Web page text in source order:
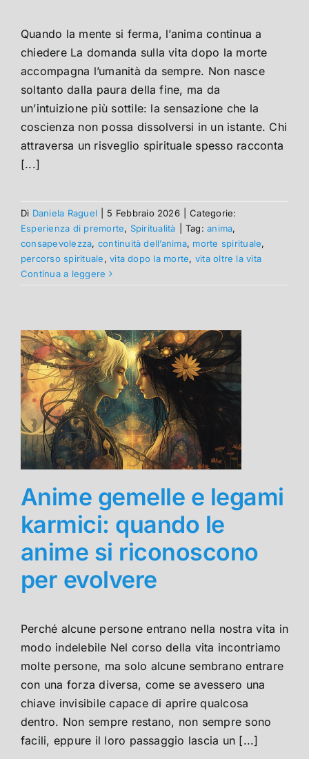
Quando la mente si ferma, l’anima continua a
chiedere La domanda sulla vita dopo la morte
accompagna l’umanità da sempre. Non nasce
soltanto dalla paura della fine, ma da
un’intuizione più sottile: la sensazione che la
coscienza non possa dissolversi in un istante. Chi
attraversa un risveglio spirituale spesso racconta
[...]
Di Daniela Raguel 5 Febbraio 2026
Categorie:
Esperienza di premorte, Spiritualità Tag:anima,
consapevolezza, continuità dell’anima, morte spirituale,
percorso spirituale,vita dopo la morte, vita oltre la vita
Continua a leggere
Anime gemelle e legami
karmici: quando le
anime si riconoscono
per evolvere
Perché alcune persone entrano nella nostra vita in
modo indelebile Nel corso della vita incontriamo
molte persone, ma solo alcune sembrano entrare
con una forza diversa, come se avessero una
chiave invisibile capace di aprire qualcosa
dentro. Non sempre restano, non sempre sono
facili, eppure il loro passaggio lascia un [...]